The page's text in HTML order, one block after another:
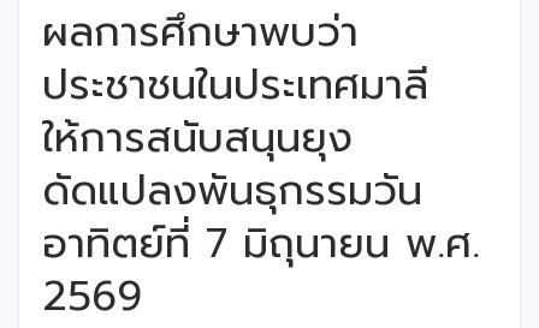
ผลการศึกษาพบว่า
ประชาชนในประเทศมาลี
ให้การสนับสนุนยุง
ดัดแปลงพันธุกรรมวัน
อาทิตย์ที่ 7 มิถุนายน พ.ศ.
2569